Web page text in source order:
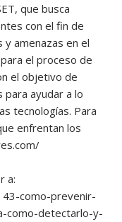
que busca
con el fin de
y amenazas en el
el proceso de
el objetivo de
para ayudar a lo
tecnologías. Para
enfrentan los
a:
como-prevenir-
como-detectarlo-y-